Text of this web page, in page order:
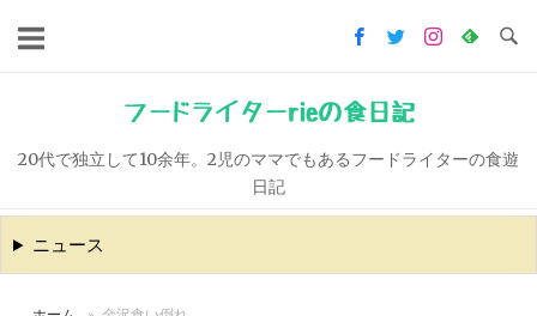
キ
ッ
フードライターrieの食日記
20代で独立して10余年。2児のママでもあるフードライターの食遊
日記
ニュース